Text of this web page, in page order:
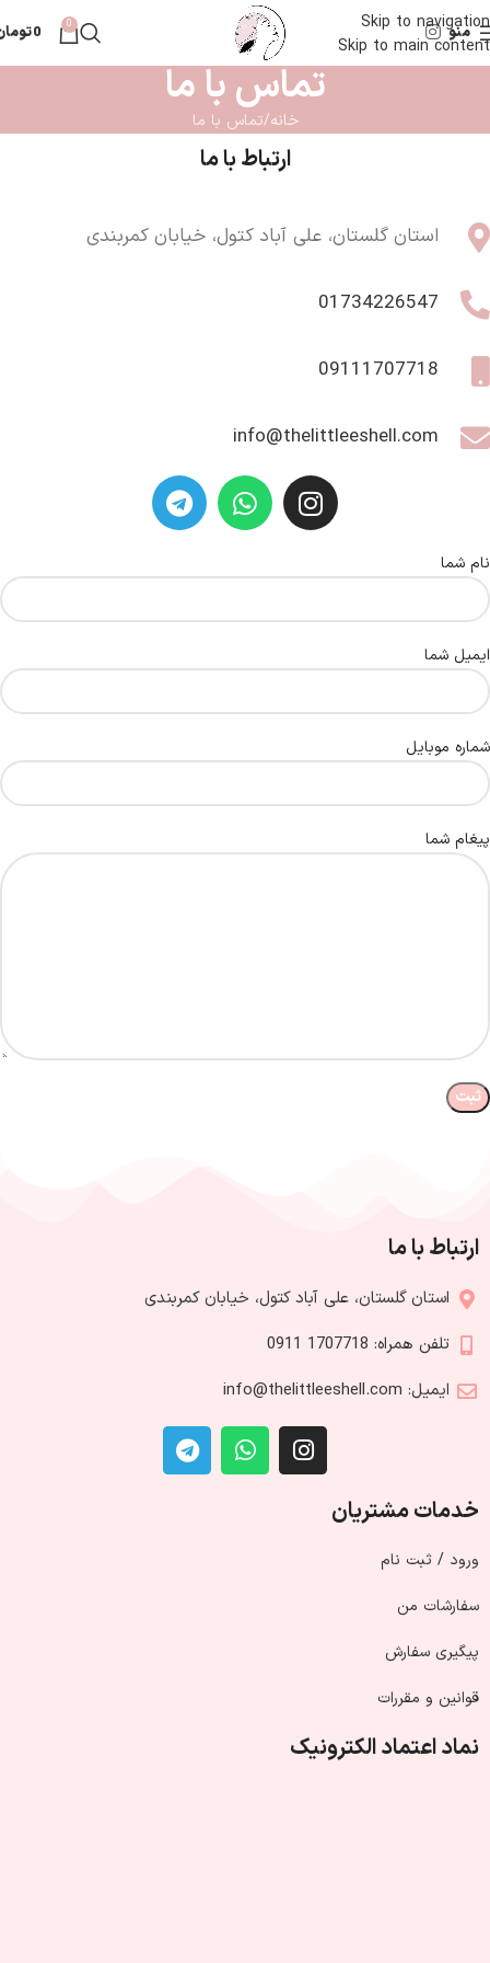
Skip to navigation
Skip to main content
منو 0
0
تماس با ما
خانه تماس با ما
ارتباط با ما
استان گلستان، علی آباد کتول، خیابان کمربندی
01734226547
09111707718
info@thelittleeshell.com
نام شما
ایمیل شما
شماره موبایل
پیغام شما
ارتباط با ما
استان گلستان، علی آباد کتول، خیابان کمربندی
تلفن همراه: 1707718 0911
ایمیل: info@thelittleeshell.com
خدمات مشتریان
ورود / ثبت نام
سفارشات من
پیگیری سفارش
قوانین و مقررات
نماد اعتماد الکترونیک
ضمانت اصالت ليتل شل ارسال ٢ الي ٧ روز كاري ب كل ايران